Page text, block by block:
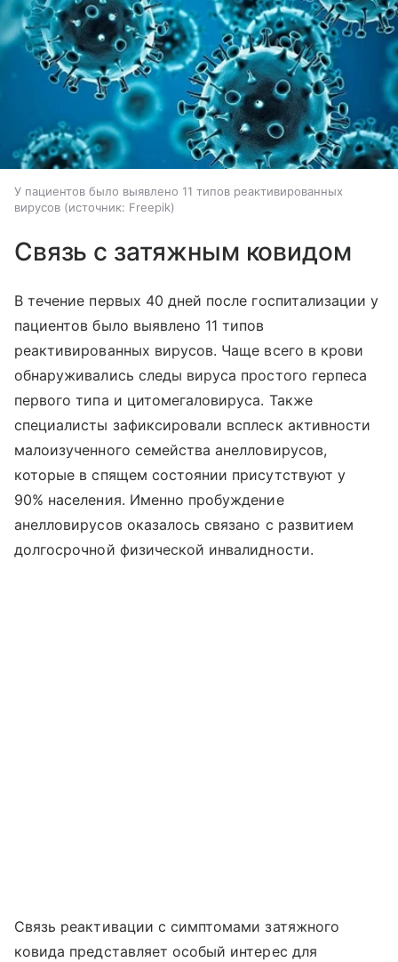
У пациентов было выявлено 11 типов реактивированных
вирусов
источник: Freepik
Связь с затяжным ковидом
В течение первых 40 дней после госпитализации у
пациентов было выявлено 11 типов
реактивированных вирусов. Чаще всего в крови
обнаруживались следы вируса простого герпеса
первого типа и цитомегаловируса. Также
специалисты зафиксировали всплеск активности
малоизученного семейства анелловирусов,
которые в спящем состоянии присутствуют у
90% населения. Именно пробуждение
анелловирусов оказалось связано с развитием
долгосрочной физической инвалидности.
Связь реактивации с симптомами затяжного
ковида представляет особый интерес для